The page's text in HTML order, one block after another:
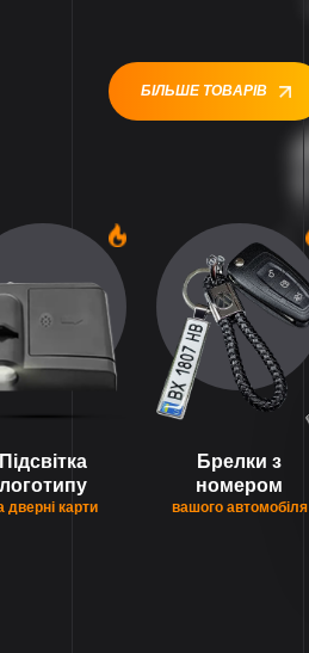
БІЛЬШЕ ТОВАРІВ
Підсвітка
логотипу
дверні карти
Брелки з
номером
вашого автомобіля